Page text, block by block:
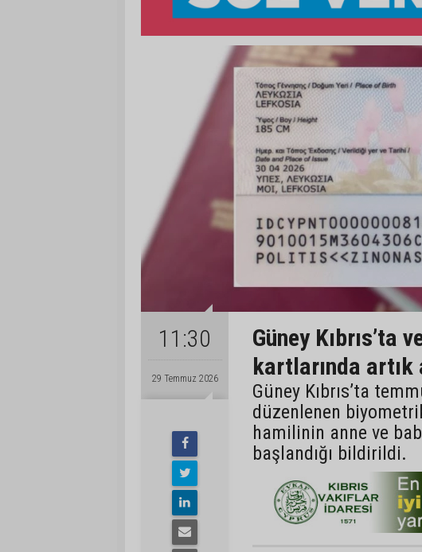
11:30
29 Temmuz 2026
Güney Kıbrıs’ta
kartlarında artık
Güney Kıbrıs’ta
düzenlenen
hamilinin anne ve
başlandığı bildirildi.